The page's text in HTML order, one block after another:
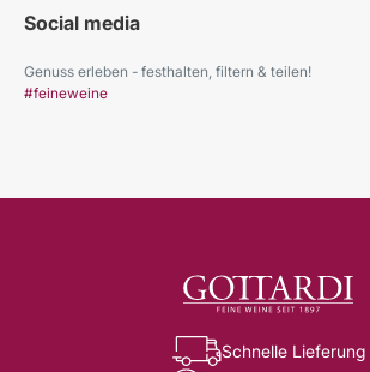
Social media
Genuss erleben - festhalten, filtern & teilen!
#feineweine
Schnelle Lieferung